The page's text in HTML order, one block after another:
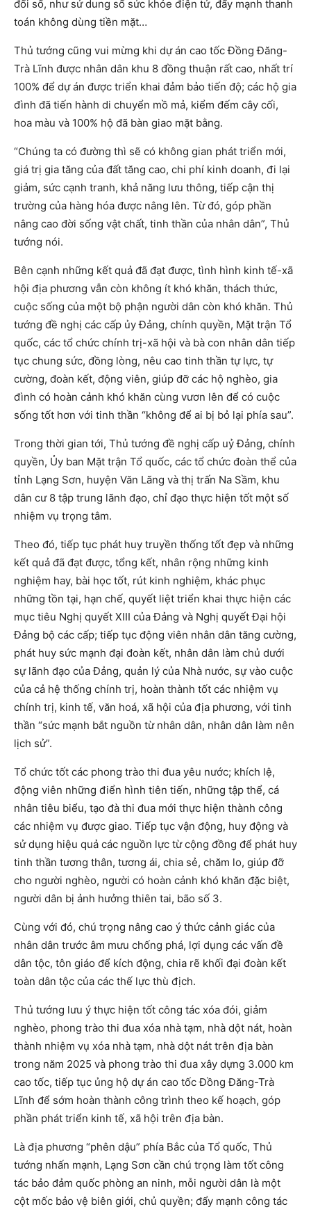
đổi số, như sử dung sổ sức khỏe điện tử, đẩy mạnh thanh
toán không dùng tiền mặt…
Thủ tướng cũng vui mừng khi dự án cao tốc Đồng Đăng-
Trà Lĩnh được nhân dân khu 8 đồng thuận rất cao, nhất trí
100% để dự án được triển khai đảm bảo tiến độ; các hộ gia
đình đã tiến hành di chuyển mồ mả, kiểm đếm cây cối,
hoa màu và 100% hộ đã bàn giao mặt bằng.
“Chúng ta có đường thì sẽ có không gian phát triển mới,
giá trị gia tăng của đất tăng cao, chi phí kinh doanh, đi lại
giảm, sức cạnh tranh, khả năng lưu thông, tiếp cận thị
trường của hàng hóa được nâng lên. Từ đó, góp phần
nâng cao đời sống vật chất, tinh thần của nhân dân”, Thủ
tướng nói.
Bên cạnh những kết quả đã đạt được, tình hình kinh tế-xã
hội địa phương vẫn còn không ít khó khăn, thách thức,
cuộc sống của một bộ phận người dân còn khó khăn. Thủ
tướng đề nghị các cấp ủy Đảng, chính quyền, Mặt trận Tổ
quốc, các tổ chức chính trị-xã hội và bà con nhân dân tiếp
tục chung sức, đồng lòng, nêu cao tinh thần tự lực, tự
cường, đoàn kết, động viên, giúp đỡ các hộ nghèo, gia
đình có hoàn cảnh khó khăn cùng vươn lên để có cuộc
sống tốt hơn với tinh thần “không để ai bị bỏ lại phía sau”.
Trong thời gian tới, Thủ tướng đề nghị cấp uỷ Đảng, chính
quyền, Ủy ban Mặt trận Tổ quốc, các tổ chức đoàn thể của
tỉnh Lạng Sơn, huyện Văn Lãng và thị trấn Na Sầm, khu
dân cư 8 tập trung lãnh đạo, chỉ đạo thực hiện tốt một số
nhiệm vụ trọng tâm.
Theo đó, tiếp tục phát huy truyền thống tốt đẹp và những
kết quả đã đạt được, tổng kết, nhân rộng những kinh
nghiệm hay, bài học tốt, rút kinh nghiệm, khác phục
những tồn tại, hạn chế, quyết liệt triển khai thực hiện các
mục tiêu Nghị quyết XIII của Đảng và Nghị quyết Đại hội
Đảng bộ các cấp; tiếp tục động viên nhân dân tăng cường,
phát huy sức mạnh đại đoàn kết, nhân dân làm chủ dưới
sự lãnh đạo của Đảng, quản lý của Nhà nước, sự vào cuộc
của cả hệ thống chính trị, hoàn thành tốt các nhiệm vụ
chính trị, kinh tế, văn hoá, xã hội của địa phương, với tinh
thần “sức mạnh bắt nguồn từ nhân dân, nhân dân làm nên
lịch sử”.
Tổ chức tốt các phong trào thi đua yêu nước; khích lệ,
động viên những điển hình tiên tiến, những tập thể, cá
nhân tiêu biểu, tạo đà thi đua mới thực hiện thành công
các nhiệm vụ được giao. Tiếp tục vận động, huy động và
sử dụng hiệu quả các nguồn lực từ cộng đồng để phát huy
tinh thần tương thân, tương ái, chia sẻ, chăm lo, giúp đỡ
cho người nghèo, người có hoàn cảnh khó khăn đặc biệt,
người dân bị ảnh hưởng thiên tai, bão số 3.
Cùng với đó, chú trọng nâng cao ý thức cảnh giác của
nhân dân trước âm mưu chống phá, lợi dụng các vấn đề
dân tộc, tôn giáo để kích động, chia rẽ khối đại đoàn kết
toàn dân tộc của các thế lực thù địch.
Thủ tướng lưu ý thực hiện tốt công tác xóa đói, giảm
nghèo, phong trào thi đua xóa nhà tạm, nhà dột nát, hoàn
thành nhiệm vụ xóa nhà tạm, nhà dột nát trên địa bàn
trong năm 2025 và phong trào thi đua xây dựng 3.000 km
cao tốc, tiếp tục ủng hộ dự án cao tốc Đồng Đăng-Trà
Lĩnh để sớm hoàn thành công trình theo kế hoạch, góp
phần phát triển kinh tế, xã hội trên địa bàn.
Là địa phương “phên dậu” phía Bắc của Tổ quốc, Thủ
tướng nhấn mạnh, Lạng Sơn cần chú trọng làm tốt công
tác bảo đảm quốc phòng an ninh, mỗi người dân là một
cột mốc bảo vệ biên giới, chủ quyền; đẩy mạnh công tác